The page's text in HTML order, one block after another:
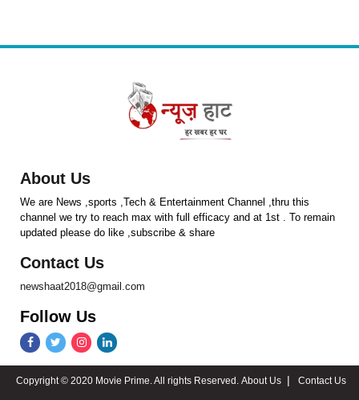
About Us
We are News ,sports ,Tech & Entertainment Channel ,thru this
channel we try to reach max with full efficacy and at 1st . To remain
updated please do like ,subscribe & share
Contact Us
newshaat2018@gmail.com
Follow Us
Copyright © 2020 Movie Prime. All rights Reserved. About Us Contact Us